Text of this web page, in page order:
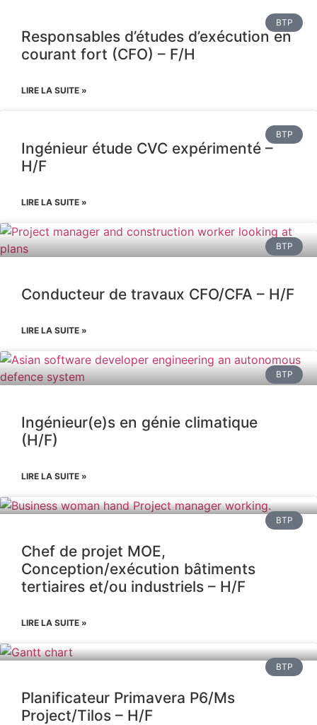
BTP
Responsables d’études d’exécution en
courant fort (CFO) – F/H
LIRE LA SUITE »
BTP
Ingénieur étude CVC expérimenté –
H/F
LIRE LA SUITE »
BTP
Conducteur de travaux CFO/CFA – H/F
LIRE LA SUITE »
BTP
Ingénieur(e)s en génie climatique
(H/F)
LIRE LA SUITE »
BTP
Chef de projet MOE,
Conception/exécution bâtiments
tertiaires et/ou industriels – H/F
LIRE LA SUITE »
BTP
Planificateur Primavera P6/Ms
Project/Tilos – H/F